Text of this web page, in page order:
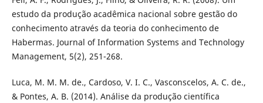
estudo da produção acadêmica nacional sobre gestão do
conhecimento através da teoria do conhecimento de
Habermas. Journal of Information Systems and Technology
Management, 5(2), 251-268.
Luca, M. M. M. de., Cardoso, V. I. C., Vasconscelos, A. C. de.,
& Pontes, A. B. (2014). Análise da produção científica